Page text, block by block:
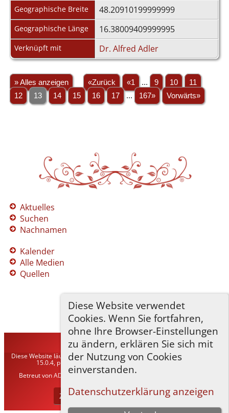
Diese Website verwendet
Cookies. Wenn Sie fortfahren,
ohne Ihre Browser-Einstellungen
zu ändern, erklären Sie sich mit
der Nutzung von Cookies
einverstanden.
Datenschutzerklärung anzeigen
Geographische Breite 48.20910199999999
Geographische Länge 16.38009409999995
Verknüpft mit Dr. Alfred Adler
» Alles anzeigen «Zurück «1 ... 9 10
11
12
13 14 15 16 17 ... 167» Vorwärts»
Aktuelles
Suchen
Nachnamen
Kalender
Alle Medien
Quellen
TNG-ADLER©2026
Diese Website läuft mitThe Next Generation of Genealogy Sitebuilding
15.0.4, programmiert von Darrin Lythgoe © 2001-2026.
Betreut vonADLER Heraldisch-Genealogische Gesellschaft, Wien
Zur Desktop-Webseite wechseln